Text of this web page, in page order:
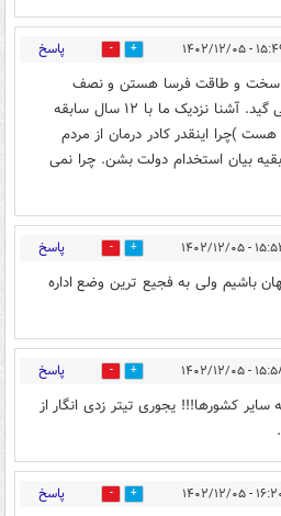
- ۱۴۰۲/۱۲/۰۵ 1 پاسخ
سخت و طاقت فرسا هستن و نصف
پرستار ها حقوق نمی گیرن نمی گید. آشنا نزدیک ما با ۱۲ سال سابقه
پرستار هست )چرا اینقدر کادر درمان از مردم
بیان استخدام دولت بشن. چرا نمی
- ۱۴۰۲/۱۲/۰۵ 3 پاسخ
باشیم ولی به فجیع ترین وضع اداره
- ۱۴۰۲/۱۲/۰۵ 1 پاسخ
سایر کشورها!!! یجوری تیتر زدی انگار از
- ۱۴۰۲/۱۲/۰۵ 3 پاسخ